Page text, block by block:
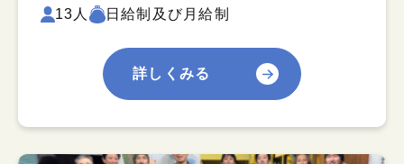
13人 日給制及び月給制
詳しくみる